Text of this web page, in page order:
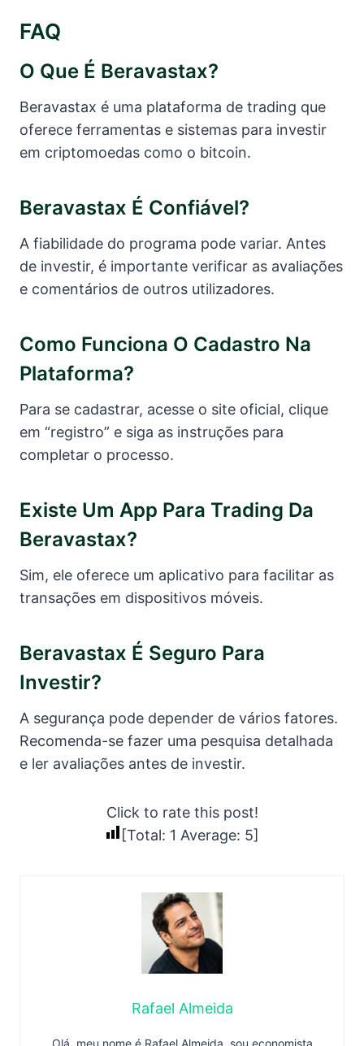
FAQ
O Que É Beravastax?
Beravastax é uma plataforma de trading que
oferece ferramentas e sistemas para investir
em criptomoedas como o bitcoin.
Beravastax É Confiável?
A fiabilidade do programa pode variar. Antes
de investir, é importante verificar as avaliações
e comentários de outros utilizadores.
Como Funciona O Cadastro Na
Plataforma?
Para se cadastrar, acesse o site oficial, clique
em “registro” e siga as instruções para
completar o processo.
Existe Um App Para Trading Da
Beravastax?
Sim, ele oferece um aplicativo para facilitar as
transações em dispositivos móveis.
Beravastax É Seguro Para
Investir?
A segurança pode depender de vários fatores.
Recomenda-se fazer uma pesquisa detalhada
e ler avaliações antes de investir.
Click to rate this post!
[Total: 1 Average: 5]
Rafael Almeida
Olá, meu nome é Rafael Almeida, sou economista